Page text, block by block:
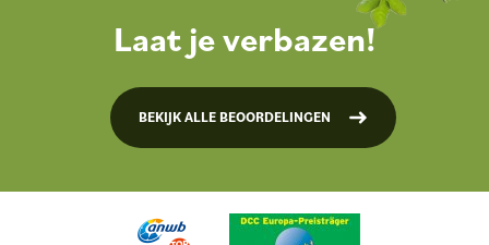
Laat je verbazen!
BEKIJK ALLE BEOORDELINGEN